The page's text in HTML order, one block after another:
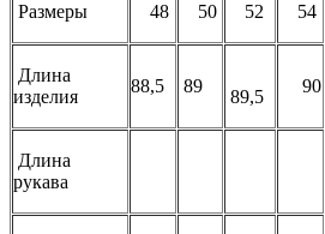
Размеры 48 50 52 54
Длина
изделия
88,5 89
89,5
90
Длина
рукава